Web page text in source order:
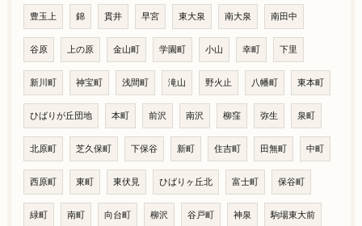
豊玉上 錦 貫井 早宮 東大泉 南大泉 南田中
谷原 上の原 金山町 学園町 小山 幸町 下里
新川町 神宝町 浅間町 滝山 野火止 八幡町 東本町
ひばりが丘団地 本町 前沢 南沢 柳窪 弥生 泉町
北原町 芝久保町 下保谷 新町 住吉町 田無町 中町
西原町 東町 東伏見 ひばりヶ丘北 富士町 保谷町
緑町 南町 向台町 柳沢 谷戸町 神泉 駒場東大前